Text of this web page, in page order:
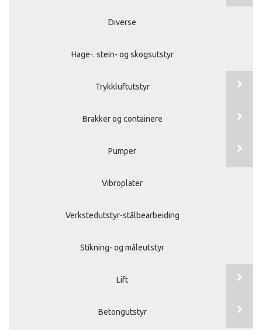
Diverse
Hage-. stein- og skogsutstyr
Trykkluftutstyr
Brakker og containere
Pumper
Vibroplater
Verkstedutstyr-stålbearbeiding
Stikning- og måleutstyr
Lift
Betongutstyr